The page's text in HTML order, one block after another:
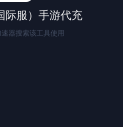
际服）手游代充
器搜索该工具使用